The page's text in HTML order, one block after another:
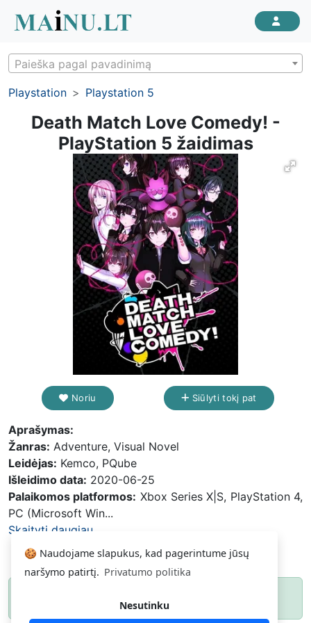
🍪 Naudojame slapukus, kad pagerintume jūsų
naršymo patirtį. Privatumo politika
Nesutinku
Paieška pagal pavadinimą
Playstation Playstation 5
Death Match Love Comedy! -
PlayStation 5 žaidimas
Noriu Siūlyti tokį pat
Aprašymas:
Žanras: Adventure, Visual Novel
Leidėjas: Kemco, PQube
Išleidimo data: 2020-06-25
Palaikomos platformos: Xbox Series X|S, PlayStation 4,
PC (Microsoft Win...
Skaityti daugiau...
daiktas atsiras.